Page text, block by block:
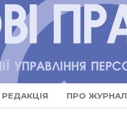
РЕДАКЦІЯ ПРО ЖУРНАЛ